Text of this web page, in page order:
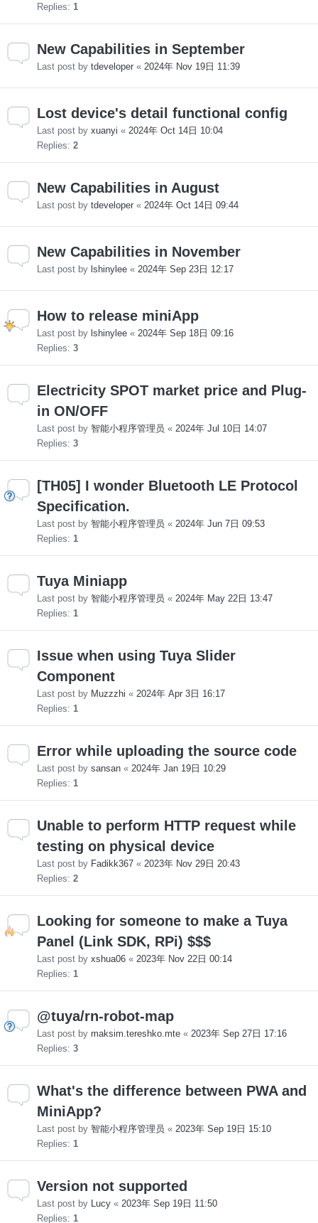
Replies: 1
New Capabilities in September
Last post by tdeveloper « 2024年 Nov 19日 11:39
Lost device's detail functional config
Last post by xuanyi « 2024年 Oct 14日 10:04
Replies: 2
New Capabilities in August
Last post by tdeveloper « 2024年 Oct 14日 09:44
New Capabilities in November
Last post by lshinylee « 2024年 Sep 23日 12:17
How to release miniApp
Last post by lshinylee « 2024年 Sep 18日 09:16
Replies: 3
Electricity SPOT market price and Plug-
in ON/OFF
Last post by 智能小程序管理员 « 2024年 Jul 10日 14:07
Replies: 3
[TH05] I wonder Bluetooth LE Protocol
Specification.
Last post by 智能小程序管理员 « 2024年 Jun 7日 09:53
Replies: 1
Tuya Miniapp
Last post by 智能小程序管理员 « 2024年 May 22日 13:47
Replies: 1
Issue when using Tuya Slider
Component
Last post by Muzzzhi « 2024年 Apr 3日 16:17
Replies: 1
Error while uploading the source code
Last post by sansan « 2024年 Jan 19日 10:29
Replies: 1
Unable to perform HTTP request while
testing on physical device
Last post by Fadikk367 « 2023年 Nov 29日 20:43
Replies: 2
Looking for someone to make a Tuya
Panel (Link SDK, RPi) $$$
Last post by xshua06 « 2023年 Nov 22日 00:14
Replies: 1
@tuya/rn-robot-map
Last post by maksim.tereshko.mte « 2023年 Sep 27日 17:16
Replies: 3
What's the difference between PWA and
MiniApp?
Last post by 智能小程序管理员 « 2023年 Sep 19日 15:10
Replies: 1
Version not supported
Last post by Lucy « 2023年 Sep 19日 11:50
Replies: 1